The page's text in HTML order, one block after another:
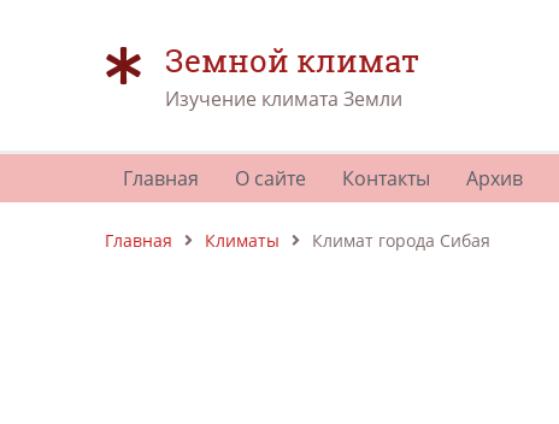
Земной климат
Изучение климата Земли
Главная О сайте Контакты Архив
Главная Климаты Климат города Сибая